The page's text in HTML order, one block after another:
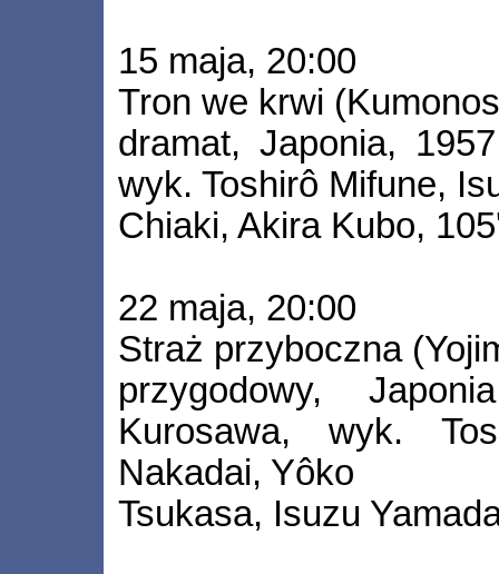
15 maja, 20:00
Tron we krwi
dramat, Japonia,
wyk. Toshirô Mifune,
Chiaki, Akira Kubo,
22 maja, 20:00
Straż przyboczna
przygodowy,
Kurosawa, wyk.
Nakadai, Yôko
Tsukasa, Isuzu